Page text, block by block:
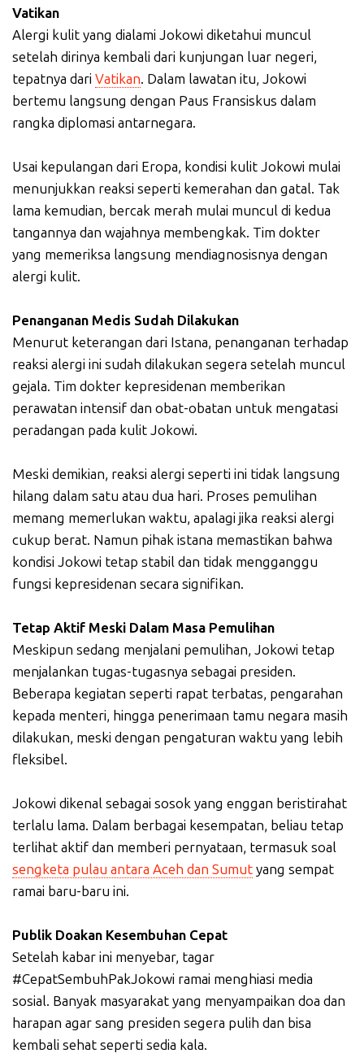
Vatikan
Alergi kulit yang dialami Jokowi diketahui muncul
setelah dirinya kembali dari kunjungan luar negeri,
tepatnya dari Vatikan. Dalam lawatan itu, Jokowi
bertemu langsung dengan Paus Fransiskus dalam
rangka diplomasi antarnegara.
Usai kepulangan dari Eropa, kondisi kulit Jokowi mulai
menunjukkan reaksi seperti kemerahan dan gatal. Tak
lama kemudian, bercak merah mulai muncul di kedua
tangannya dan wajahnya membengkak. Tim dokter
yang memeriksa langsung mendiagnosisnya dengan
alergi kulit.
Penanganan Medis Sudah Dilakukan
Menurut keterangan dari Istana, penanganan terhadap
reaksi alergi ini sudah dilakukan segera setelah muncul
gejala. Tim dokter kepresidenan memberikan
perawatan intensif dan obat-obatan untuk mengatasi
peradangan pada kulit Jokowi.
Meski demikian, reaksi alergi seperti ini tidak langsung
hilang dalam satu atau dua hari. Proses pemulihan
memang memerlukan waktu, apalagi jika reaksi alergi
cukup berat. Namun pihak istana memastikan bahwa
kondisi Jokowi tetap stabil dan tidak mengganggu
fungsi kepresidenan secara signifikan.
Tetap Aktif Meski Dalam Masa Pemulihan
Meskipun sedang menjalani pemulihan, Jokowi tetap
menjalankan tugas-tugasnya sebagai presiden.
Beberapa kegiatan seperti rapat terbatas, pengarahan
kepada menteri, hingga penerimaan tamu negara masih
dilakukan, meski dengan pengaturan waktu yang lebih
fleksibel.
Jokowi dikenal sebagai sosok yang enggan beristirahat
terlalu lama. Dalam berbagai kesempatan, beliau tetap
terlihat aktif dan memberi pernyataan, termasuk soal
sengketa pulau antara Aceh dan Sumut yang sempat
ramai baru-baru ini.
Publik Doakan Kesembuhan Cepat
Setelah kabar ini menyebar, tagar
#CepatSembuhPakJokowi ramai menghiasi media
sosial. Banyak masyarakat yang menyampaikan doa dan
harapan agar sang presiden segera pulih dan bisa
kembali sehat seperti sedia kala.